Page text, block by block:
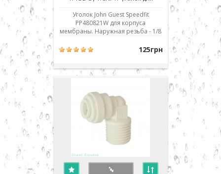
Уголок John Guest Speedfit
PP480821W для корпуса
мембраны. Наружная резьба - 1/8
1/4" JG. Использовано
современное соединение типа
демонтаж соединения. Для
просто до упора вставить в
посадочное ме..
125грн